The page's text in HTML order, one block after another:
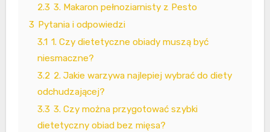
2.3 3. Makaron pełnoziarnisty z Pesto
3 Pytania i odpowiedzi
3.1 1. Czy dietetyczne obiady muszą być
niesmaczne?
3.2 2. Jakie warzywa najlepiej wybrać do diety
odchudzającej?
3.3 3. Czy można przygotować szybki
dietetyczny obiad bez mięsa?